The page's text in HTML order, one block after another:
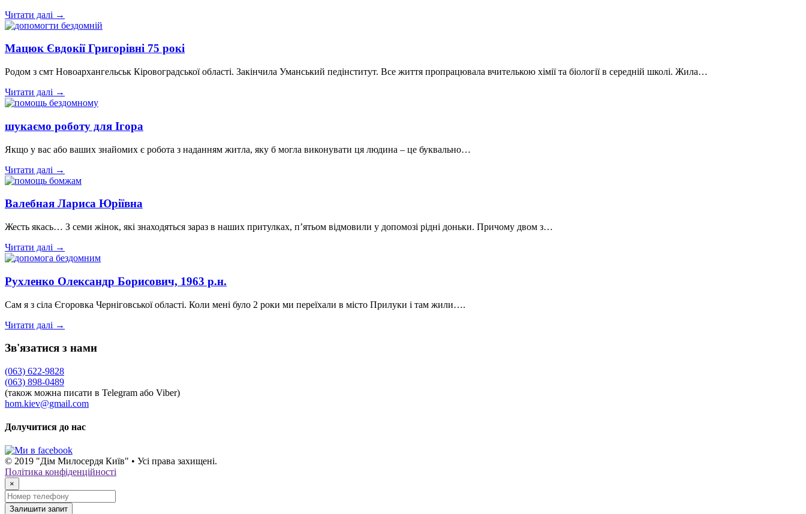
Читати далі →
Мацюк Євдокії Григорівні 75 рокі
Родом з смт Новоархангельськ Кіровоградської області. Закінчила Уманський педінститут. Все життя пропрацювала вчителькою хімії та біології в середній школі. Жила…
Читати далі →
шукаємо роботу для Ігора
Якщо у вас або ваших знайомих є робота з наданням житла, яку б могла виконувати ця людина – це буквально…
Читати далі →
Валебная Лариса Юріївна
Жесть якась… З семи жінок, які знаходяться зараз в наших притулках, п’ятьом відмовили у допомозі рідні доньки. Причому двом з…
Читати далі →
Рухленко Олександр Борисович, 1963 р.н.
Сам я з сіла Єгоровка Черніговської області. Коли мені було 2 роки ми переїхали в місто Прилуки і там жили….
Читати далі →
Зв'язатися з нами
(063) 622-9828
(063) 898-0489
(також можна писати в Telegram або Viber)
hom.kiev@gmail.com
Долучитися до нас
© 2019 "Дім Милосердя Київ" • Усі права захищені.
Політика конфіденційності
×
Залишити запит